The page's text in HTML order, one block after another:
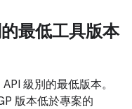
最低工具版本
級別的最低版本。
版本低於專案的